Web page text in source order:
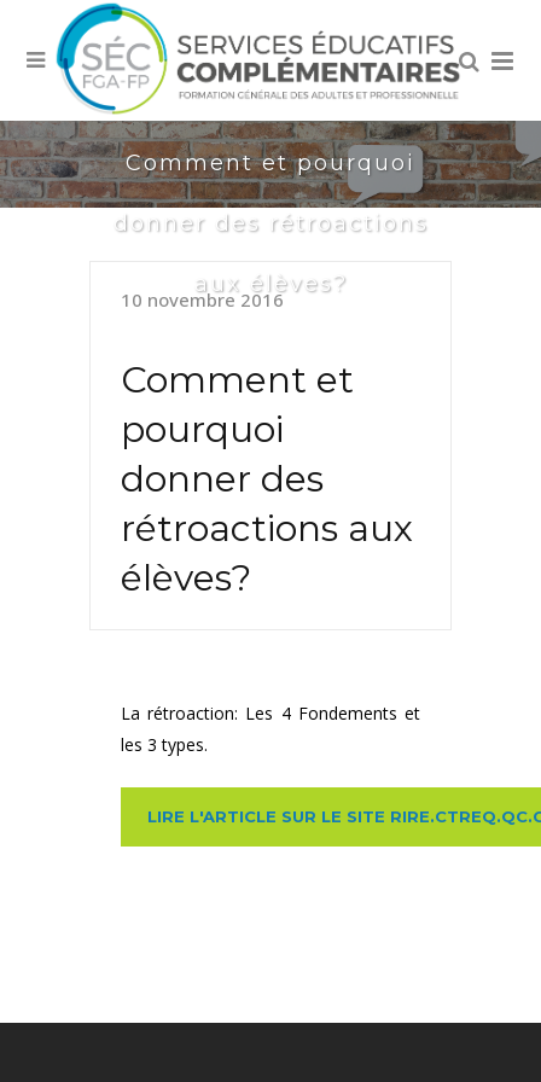
Comment et pourquoi
donner des rétroactions
aux élèves?
10 novembre 2016
Comment et
pourquoi
donner des
rétroactions aux
élèves?
La rétroaction: Les 4 Fondements et
les 3 types.
LIRE L'ARTICLE SUR LE SITE